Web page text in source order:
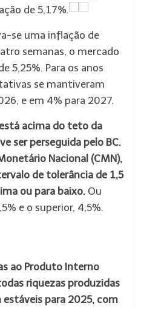
de 5,17%.
se uma inflação de
semanas, o mercado
5,25%. Para os anos
se mantiveram
e em 4% para 2027.
acima do teto da
ser perseguida pelo BC.
Nacional (CMN),
de tolerância de 1,5
ou para baixo. Ou
e o superior, 4,5%.
ao Produto Interno
riquezas produzidas
para 2025, com